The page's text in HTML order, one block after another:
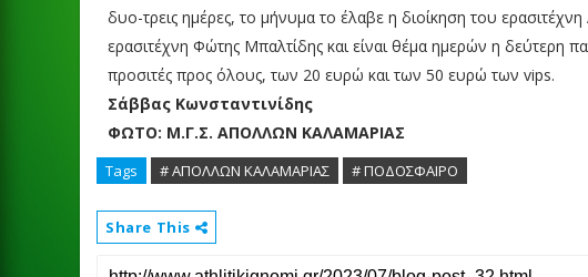
δυο-τρεις ημέρες, το μήνυμα το έλαβε η διοίκηση του
ερασιτέχνη Φώτης Μπαλτίδης και είναι θέμα ημερών η δεύτερη
προσιτές προς όλους, των 20 ευρώ και των 50 ευρώ των vips.
Σάββας Κωνσταντινίδης
ΦΩΤΟ: Μ.Γ.Σ. ΑΠΟΛΛΩΝ ΚΑΛΑΜΑΡΙΑΣ
Tags # ΑΠΟΛΛΩΝ ΚΑΛΑΜΑΡΙΑΣ # ΠΟΔΟΣΦΑΙΡΟ
Share This